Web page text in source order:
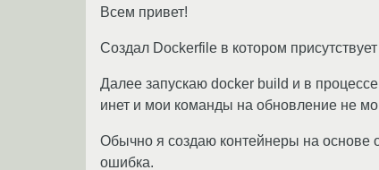
Всем привет!
Создал Dockerfile в котором
Далее запускаю docker build и в процессе
инет и мои команды на обновление не
Обычно я создаю контейнеры на основе
ошибка.